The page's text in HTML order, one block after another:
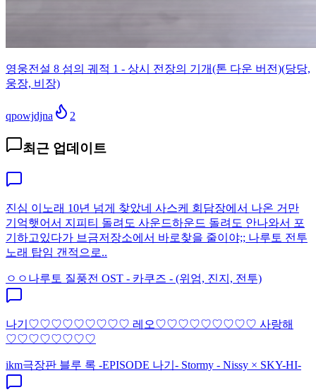
영웅전설 8 섬의 궤적 1 - 상시 전장의 기개(톤 다운 버전)(당당,
웅장, 비장)
qpowjdjna 2
최근 업데이트
진심 이노래 10년 넘게 찾았네 사스케 회담장에서 나온 거만
기억햇어서 지피티 돌려도 사운드하운드 돌려도 안나와서 포
기하고있다가 브금저장소에서 바로찾을 줄이야;; 나루토 전투
노래 탑임 갠적으로..
ㅇㅇ 나루토 질풍전 OST - 카쿠즈 - (위엄, 진지, 전투)
나기♡♡♡♡♡♡♡♡♡ 레오♡♡♡♡♡♡♡♡♡ 사랑해
♡♡♡♡♡♡♡♡
ikm극장판 블루 록 -EPISODE 나기- Stormy - Nissy × SKY-HI-